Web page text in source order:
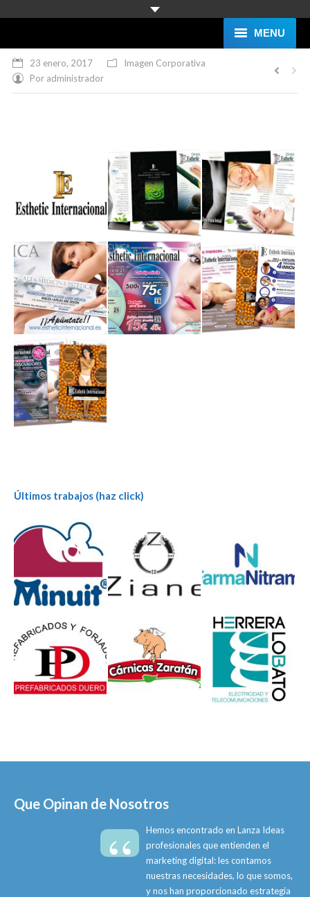
MENU
Nosotros
Servicios
Blog
Curriculum
Contacto
23 enero, 2017
Imagen Corporativa
Por administrador
Últimos trabajos (haz click)
Que Opinan de Nosotros
“
Hemos encontrado en Lanza Ideas
profesionales que entienden el
marketing digital: les contamos
nuestras necesidades, lo que somos,
y nos han proporcionado estrategia